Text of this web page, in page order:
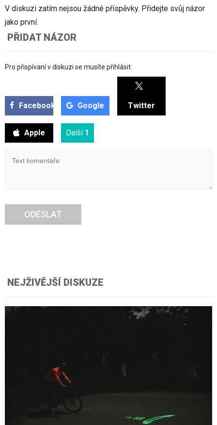
V diskuzi zatím nejsou žádné příspěvky. Přidejte svůj názor
jako první.
PŘIDAT NÁZOR
Pro přispívaní v diskuzi se musíte přihlásit:
Facebook Google Twitter
Apple Další 1
ODESLAT
NEJŽIVĚJŠÍ DISKUZE